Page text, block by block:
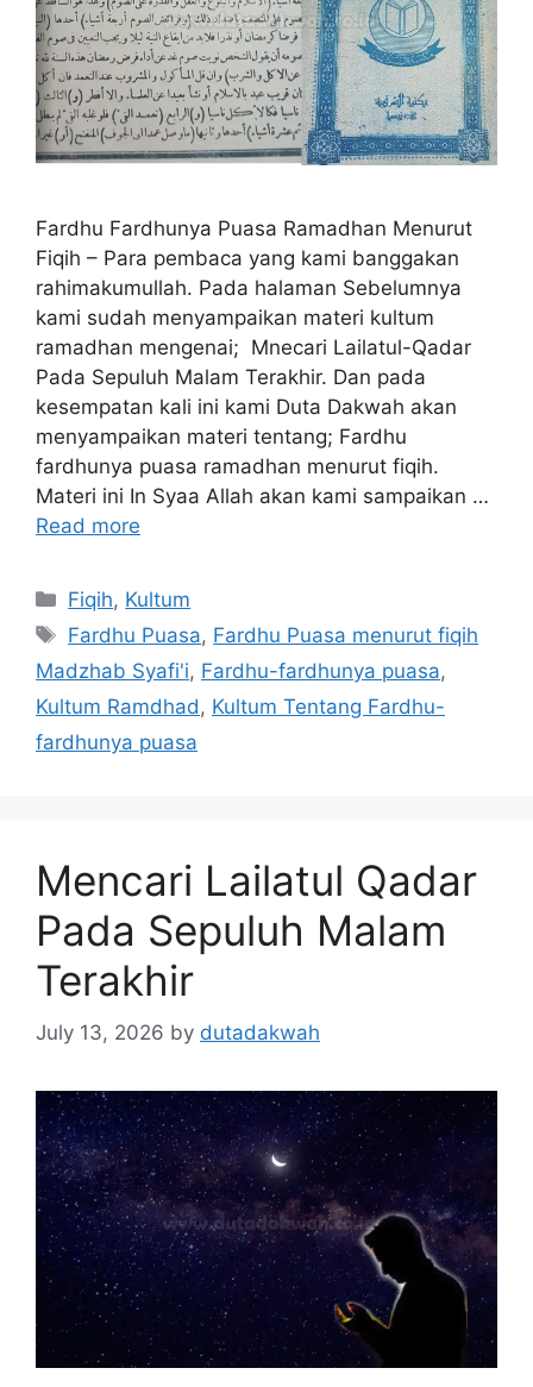
Fardhu Fardhunya Puasa Ramadhan Menurut
Fiqih – Para pembaca yang kami banggakan
rahimakumullah. Pada halaman Sebelumnya
kami sudah menyampaikan materi kultum
ramadhan mengenai; Mnecari Lailatul-Qadar
Pada Sepuluh Malam Terakhir. Dan pada
kesempatan kali ini kami Duta Dakwah akan
menyampaikan materi tentang; Fardhu
fardhunya puasa ramadhan menurut fiqih.
Materi ini In Syaa Allah akan kami sampaikan …
Read more
Categories
Fiqih, Kultum
Tags
Fardhu Puasa, Fardhu Puasa menurut fiqih
Madzhab Syafi'i, Fardhu-fardhunya puasa,
Kultum Ramdhad , Kultum Tentang Fardhu-
fardhunya puasa
Mencari Lailatul Qadar
Pada Sepuluh Malam
Terakhir
July 13, 2026 by dutadakwah